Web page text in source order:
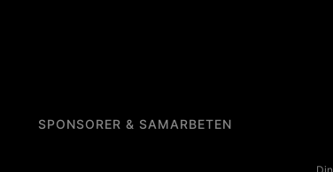
SPONSORER & SAMARBETEN